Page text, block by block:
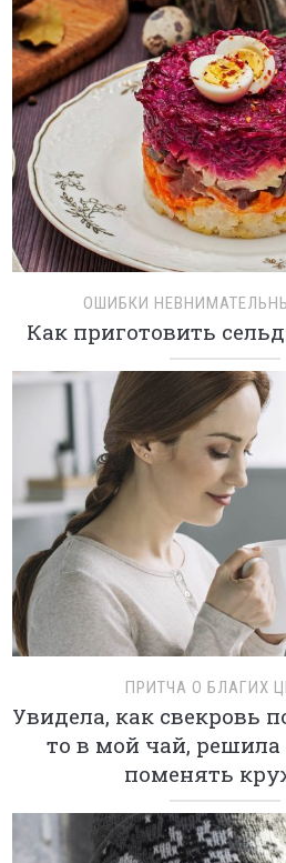
ОШИБКИ
Как приготовить
ПРИТЧА О БЛАГИХ
Увидела, как свекровь
то в мой чай, решила
поменять